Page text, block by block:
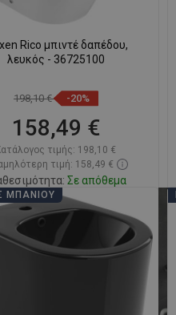
Rico μπιντέ δαπέδου,
λευκός - 36725100
198,10 € -20%
158,49 €
τιμής: 198,10 €
τιμή: 158,49 €
Σε απόθεμα
Στο καλάθι
Αγαπημένα
Σύγκριση
ΜΠΆΝΙΟΥ